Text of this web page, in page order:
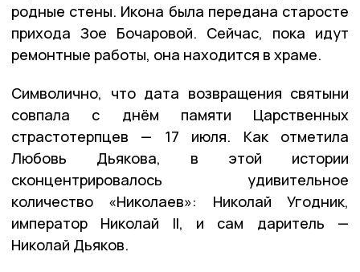
родные стены. Икона была передана старосте
прихода Зое Бочаровой. Сейчас, пока идут
ремонтные работы, она находится в храме.
Символично, что дата возвращения святыни
совпала с днём памяти Царственных
страстотерпцев — 17 июля. Как отметила
Любовь Дьякова, в этой истории
сконцентрировалось удивительное
количество «Николаев»: Николай Угодник,
император Николай II, и сам даритель —
Николай Дьяков.